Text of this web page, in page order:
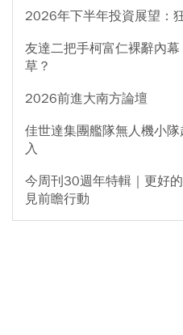
2026年下半年投資展望：
友達二把手柯富仁裸辭內
草？
2026前進大南方論壇
佳世達集團艦隊無人機小
入
今周刊30週年特輯｜更好
見前瞻行動